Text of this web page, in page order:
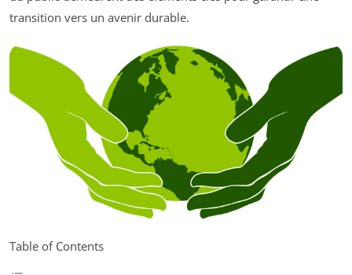
transition vers un avenir durable.
Table of Contents